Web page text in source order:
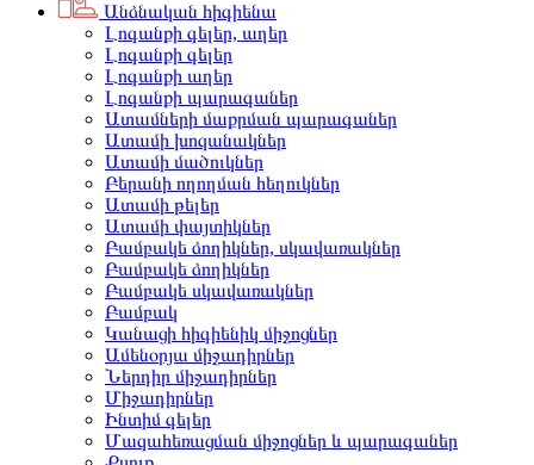
Անձնական հիգիենա
Լոգանքի գելեր, աղեր
Լոգանքի գելեր
Լոգանքի աղեր
Լոգանքի պարագաներ
Ատամների մաքրման պարագաներ
Ատամի խոզանակներ
Ատամի մածուկներ
Բերանի ողողման հեղուկներ
Ատամի թելեր
Ատամի փայտիկներ
Բամբակե ձողիկներ, սկավառակներ
Բամբակե ձողիկներ
Բամբակե սկավառակներ
Բամբակ
Կանացի հիգիենիկ միջոցներ
Ամենօրյա միջադիրներ
Ներդիր միջադիրներ
Միջադիրներ
Ինտիմ գելեր
Մազահեռացման միջոցներ և պարագաներ